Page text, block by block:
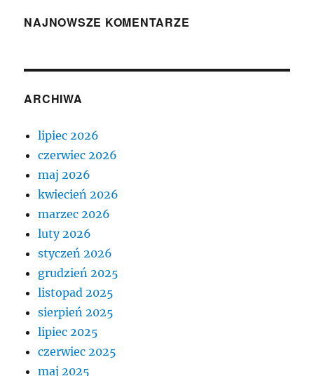
NAJNOWSZE KOMENTARZE
ARCHIWA
lipiec 2026
czerwiec 2026
maj 2026
kwiecień 2026
marzec 2026
luty 2026
styczeń 2026
grudzień 2025
listopad 2025
sierpień 2025
lipiec 2025
czerwiec 2025
maj 2025